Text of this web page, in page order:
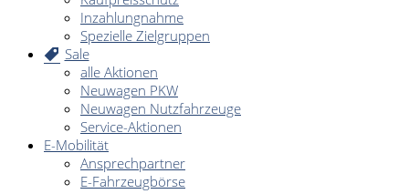
Inzahlungnahme
Spezielle Zielgruppen
Sale
alle Aktionen
Neuwagen PKW
Neuwagen Nutzfahrzeuge
Service-Aktionen
E-Mobilität
Ansprechpartner
E-Fahrzeugbörse